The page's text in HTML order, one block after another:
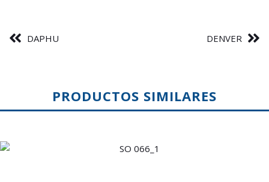
DAPHU DENVER
PRODUCTOS SIMILARES